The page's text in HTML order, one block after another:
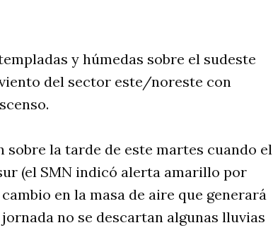
y húmedas sobre el sudeste
del sector este/noreste con
sobre la tarde de este martes cuando el
(el SMN indicó alerta amarillo por
en la masa de aire que generará
no se descartan algunas lluvias